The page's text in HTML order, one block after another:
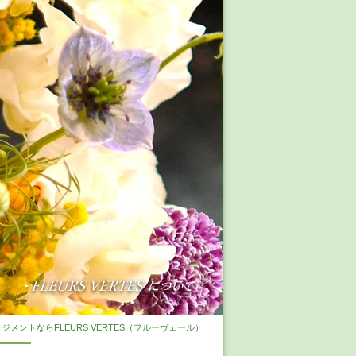
メントならFLEURS VERTES（フルーヴェール）